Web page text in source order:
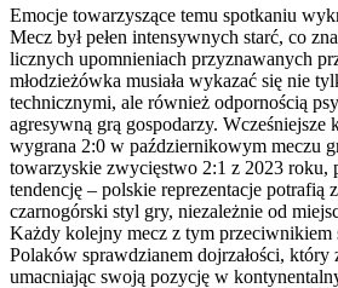
Emocje towarzyszące temu spotkaniu
Mecz był pełen intensywnych starć, co
licznych upomnieniach przyznawanych
młodzieżówka musiała wykazać się nie
technicznymi, ale również odpornością
agresywną grą gospodarzy. Wcześniejsze
wygrana 2:0 w październikowym meczu
towarzyskie zwycięstwo 2:1 z 2023 roku,
tendencję – polskie reprezentacje potrafią
czarnogórski styl gry, niezależnie od
Każdy kolejny mecz z tym przeciwnikiem
Polaków sprawdzianem dojrzałości, który
umacniając swoją pozycję w